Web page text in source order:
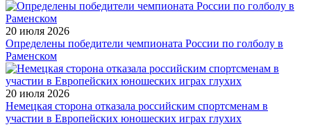
20 июля 2026
Определены победители чемпионата России по голболу в
Раменском
20 июля 2026
Немецкая сторона отказала российским спортсменам в
участии в Европейских юношеских играх глухих